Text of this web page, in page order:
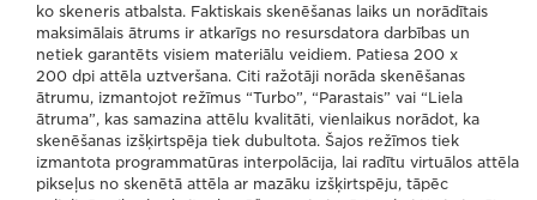
ko skeneris atbalsta. Faktiskais skenēšanas laiks un norādītais
maksimālais ātrums ir atkarīgs no resursdatora darbības un
netiek garantēts visiem materiālu veidiem. Patiesa 200 x
200 dpi attēla uztveršana. Citi ražotāji norāda skenēšanas
ātrumu, izmantojot režīmus “Turbo”, “Parastais” vai “Liela
ātruma”, kas samazina attēlu kvalitāti, vienlaikus norādot, ka
skenēšanas izšķirtspēja tiek dubultota. Šajos režīmos tiek
izmantota programmatūras interpolācija, lai radītu virtuālos attēla
pikseļus no skenētā attēla ar mazāku izšķirtspēju, tāpēc